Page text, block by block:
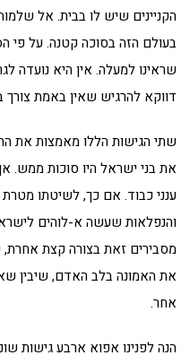
הקניינים שיש לו בבית. אל
בעולם הזה בסוכה קטנה. על פי
שראינו למעלה. אין היא נועדה
דווקא להרגיש שאין באמת צורך
שתי הגישות הללו מאמצות את
את בני ישראל היו סוכות ממש.
ענני כבוד. אם כך, לשיטתו
והנפלאות שעשה א-לוהים
מסבירים זאת בצורה קצת
את האמונה בלב האדם, שיבין
אחר.
הנה לפנינו אפוא ארבע גישות